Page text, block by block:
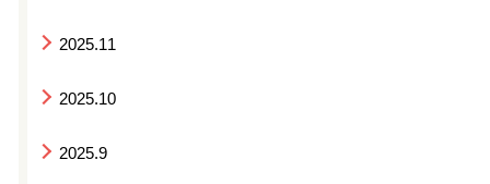
2025.11
2025.10
2025.9